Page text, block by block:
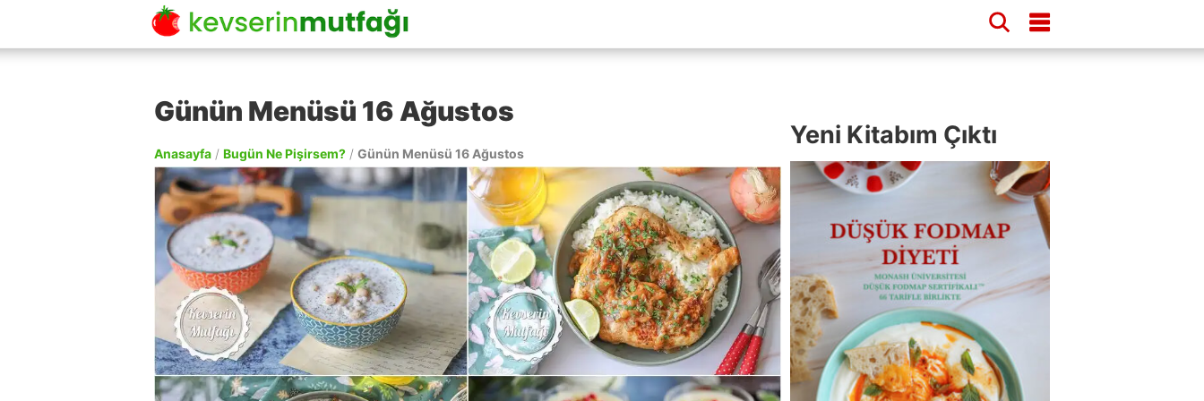
Günün Menüsü 16 Ağustos
Anasayfa / Bugün Ne Pişirsem? / Günün Menüsü 16 Ağustos
Yeni Kitabım Çıktı